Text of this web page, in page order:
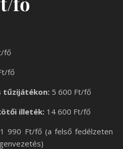
fő
fő
tűzijátékon: 5 600 Ft/fő
illeték: 14 600 Ft/fő
1 990 Ft/fő (a felső fedélzeten